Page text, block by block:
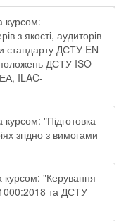
курсом:
з якості, аудиторів
стандарту ДСТУ EN
ДСТУ ISO
ILAC-
"Підготовка
згідно з вимогами
курсом: "Керування
та ДСТУ